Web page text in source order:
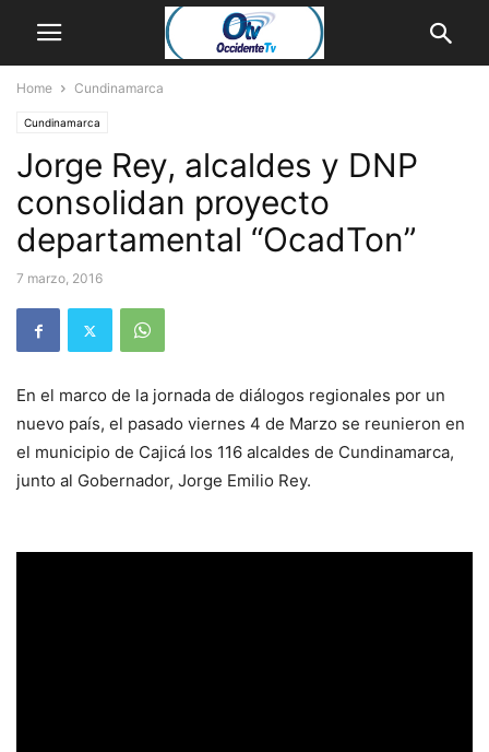
Home Cundinamarca
Cundinamarca
Jorge Rey, alcaldes y DNP
consolidan proyecto
departamental “OcadTon”
7 marzo, 2016
En el marco de la jornada de diálogos regionales por un
nuevo país, el pasado viernes 4 de Marzo se reunieron en
el municipio de Cajicá los 116 alcaldes de Cundinamarca,
junto al Gobernador, Jorge Emilio Rey.